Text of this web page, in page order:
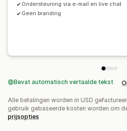
Ondersteuning via e-mail en live chat
Geen branding
Bevat automatisch vertaalde tekst
Alle betalingen worden in USD
gebruik gebaseerde kosten worden om
prijsopties